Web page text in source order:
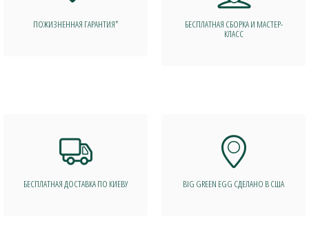
ПОЖИЗНЕННАЯ ГАРАНТИЯ* БЕСПЛАТНАЯ СБОРКА И МАСТЕР-
КЛАСС
БЕСПЛАТНАЯ ДОСТАВКА ПО КИЕВУ BIG GREEN EGG СДЕЛАНО В США